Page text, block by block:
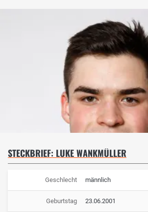
STECKBRIEF: LUKE WANKMÜLLER
Geschlecht männlich
Geburtstag 23.06.2001